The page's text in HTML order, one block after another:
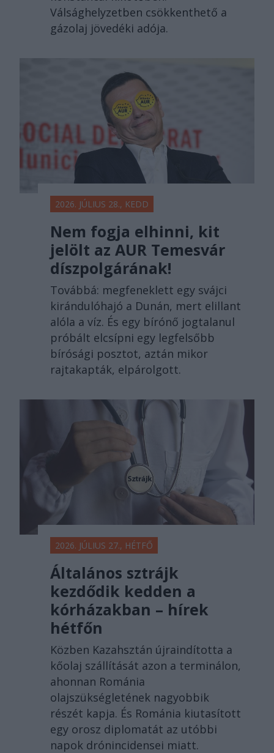
Válsághelyzetben csökkenthető a
gázolaj jövedéki adója.
2026. JÚLIUS 28., KEDD
Nem fogja elhinni, kit
jelölt az AUR Temesvár
díszpolgárának!
Továbbá: megfeneklett egy svájci
kirándulóhajó a Dunán, mert elillant
alóla a víz. És egy bírónő jogtalanul
próbált elcsípni egy legfelsőbb
bírósági posztot, aztán mikor
rajtakapták, elpárolgott.
2026. JÚLIUS 27., HÉTFŐ
Általános sztrájk
kezdődik kedden a
kórházakban – hírek
hétfőn
Közben Kazahsztán újraindította a
kőolaj szállítását azon a terminálon,
ahonnan Románia
olajszükségletének nagyobbik
részét kapja. És Románia kiutasított
egy orosz diplomatát az utóbbi
napok drónincidensei miatt.